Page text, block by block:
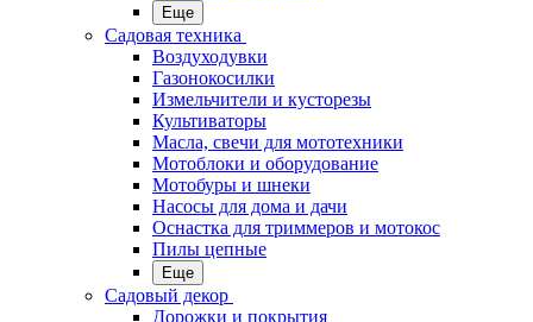
Еще
Садовая техника
Воздуходувки
Газонокосилки
Измельчители и кусторезы
Культиваторы
Масла, свечи для мототехники
Мотоблоки и оборудование
Мотобуры и шнеки
Насосы для дома и дачи
Оснастка для триммеров и мотокос
Пилы цепные
Еще
Садовый декор
Дорожки и покрытия